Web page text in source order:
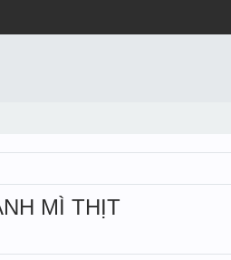
MÌ THỊT